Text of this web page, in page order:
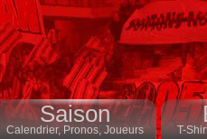
Saison
Calendrier,Pronos, Joueurs T-